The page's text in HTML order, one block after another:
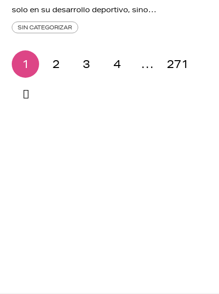
solo en su desarrollo deportivo, sino…
SIN CATEGORIZAR
1 2 3 4 … 271